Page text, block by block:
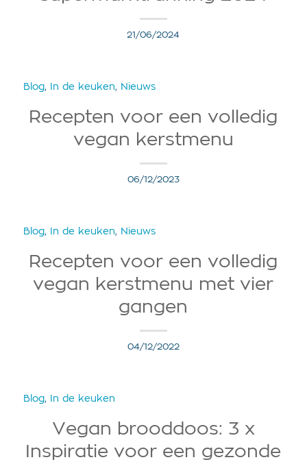
21/06/2024
Blog, In de keuken, Nieuws
Recepten voor een volledig
vegan kerstmenu
06/12/2023
Blog, In de keuken, Nieuws
Recepten voor een volledig
vegan kerstmenu met vier
gangen
04/12/2022
Blog, In de keuken
Vegan brooddoos: 3 x
Inspiratie voor een gezonde